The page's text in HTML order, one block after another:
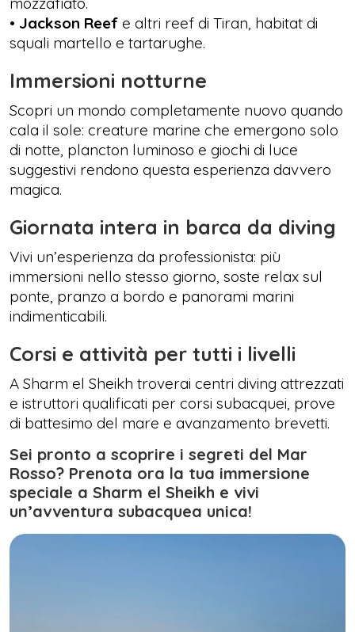
• Jackson Reef e altri reef di Tiran, habitat di
squali martello e tartarughe.
Immersioni notturne
Scopri un mondo completamente nuovo quando
cala il sole: creature marine che emergono solo
di notte, plancton luminoso e giochi di luce
suggestivi rendono questa esperienza davvero
magica.
Giornata intera in barca da diving
Vivi un’esperienza da professionista: più
immersioni nello stesso giorno, soste relax sul
ponte, pranzo a bordo e panorami marini
indimenticabili.
Corsi e attività per tutti i livelli
A Sharm el Sheikh troverai centri diving attrezzati
e istruttori qualificati per corsi subacquei, prove
di battesimo del mare e avanzamento brevetti.
Sei pronto a scoprire i segreti del Mar
Rosso? Prenota ora la tua immersione
speciale a Sharm el Sheikh e vivi
un’avventura subacquea unica!